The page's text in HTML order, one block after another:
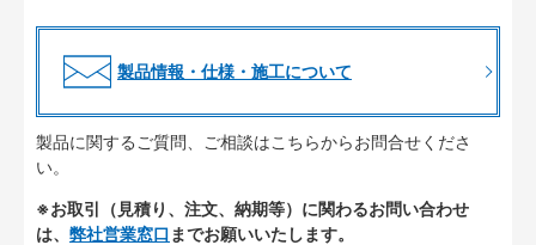
製品情報・仕様・施工について
製品に関するご質問、ご相談はこちらからお問合せくださ
い。
※お取引（見積り、注文、納期等）に関わるお問い合わせ
は、 弊社営業窓口 までお願いいたします。